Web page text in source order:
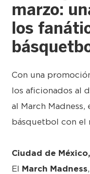
marzo:
los
Con una
los aficionados al
al March
básquetbol con el
Ciudad de
El March Madness